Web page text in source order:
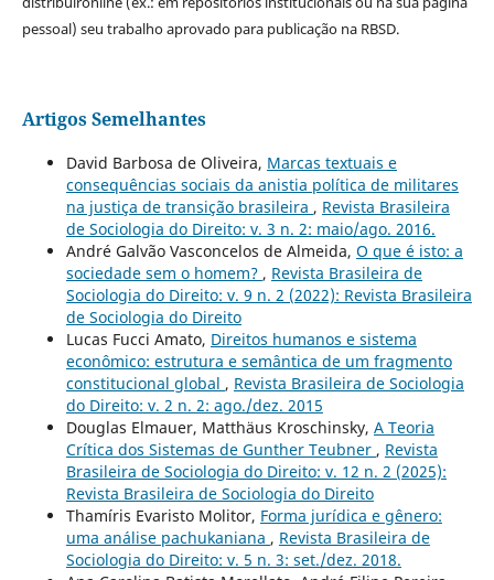
pessoal) seu trabalho aprovado para publicação na RBSD.
Artigos Semelhantes
David Barbosa de Oliveira, Marcas textuais e
consequências sociais da anistia política de militares
na justiça de transição brasileira , Revista Brasileira
de Sociologia do Direito: v. 3 n. 2: maio/ago. 2016.
André Galvão Vasconcelos de Almeida, O que é isto: a
sociedade sem o homem? , Revista Brasileira de
Sociologia do Direito: v. 9 n. 2 (2022): Revista Brasileira
de Sociologia do Direito
Lucas Fucci Amato, Direitos humanos e sistema
econômico: estrutura e semântica de um fragmento
constitucional global , Revista Brasileira de Sociologia
do Direito: v. 2 n. 2: ago./dez. 2015
Douglas Elmauer, Matthäus Kroschinsky, A Teoria
Crítica dos Sistemas de Gunther Teubner , Revista
Brasileira de Sociologia do Direito: v. 12 n. 2 (2025):
Revista Brasileira de Sociologia do Direito
Thamíris Evaristo Molitor, Forma jurídica e gênero:
uma análise pachukaniana , Revista Brasileira de
Sociologia do Direito: v. 5 n. 3: set./dez. 2018.